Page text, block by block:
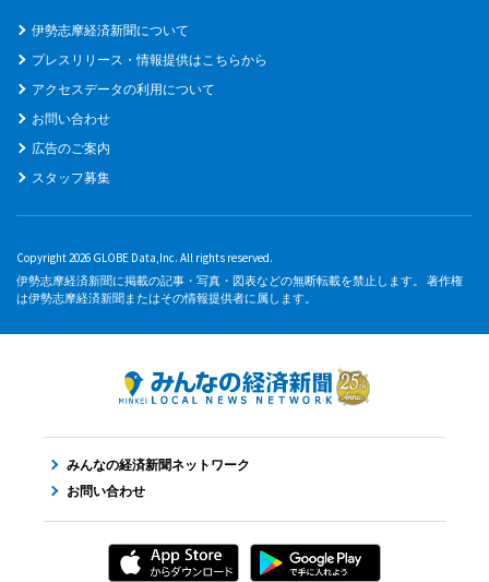
伊勢志摩経済新聞について
プレスリリース・情報提供はこちらから
アクセスデータの利用について
お問い合わせ
広告のご案内
スタッフ募集
Copyright 2026 GLOBE Data,Inc. All rights reserved.
伊勢志摩経済新聞に掲載の記事・写真・図表などの無断転載を禁止します。 著作権
は伊勢志摩経済新聞またはその情報提供者に属します。
みんなの経済新聞ネットワーク
お問い合わせ